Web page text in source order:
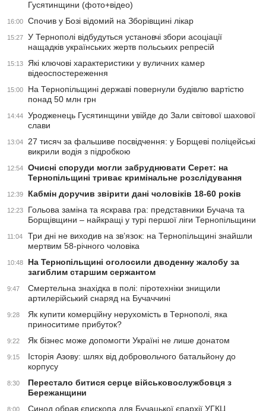
Гусятинщини (фото+відео)
16:00 Спочив у Бозі відомий на Зборівщині лікар
15:27
У Тернополі відбудуться установчі збори асоціації
нащадків українських жертв польських репресій
15:13
Які ключові характеристики у вуличних камер
відеоспостереження
15:00
На Тернопільщині державі повернули будівлю вартістю
понад 50 млн грн
14:44
Уродженець Гусятинщини увійде до Зали світової шахової
слави
13:04
27 тисяч за фальшиве посвідчення: у Борщеві поліцейські
викрили водія з підробкою
12:54
Очисні споруди могли забруднювати Серет: на
Тернопільщині триває кримінальне розслідування
12:39 Кабмін доручив звірити дані чоловіків 18-60 років
12:23
Гольова заміна та яскрава гра: представники Бучача та
Борщівщини – найкращі у турі першої ліги Тернопільщини
11:04
Три дні не виходив на зв’язок: на Тернопільщині знайшли
мертвим 58-річного чоловіка
10:48
На Тернопільщині оголосили дводенну жалобу за
загиблим старшим сержантом
9:47
Смертельна знахідка в полі: піротехніки знищили
артилерійський снаряд на Бучаччині
9:28
Як купити комерційну нерухомість в Тернополі, яка
приноситиме прибуток?
9:22 Як бізнес може допомогти Україні не лише донатом
9:15
Історія Азову: шлях від добровольчого батальйону до
корпусу
8:30
Перестало битися серце військовослужбовця з
Бережанщини
8:00 Синод обрав єпископа для Бучацької єпархії УГКЦ